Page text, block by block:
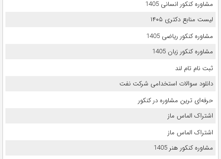
مشاوره کنکور انسانی 1405
لیست منابع دکتری ۱۴۰۵
مشاوره کنکور ریاضی 1405
مشاوره کنکور زبان 1405
ثبت نام تام لند
دانلود سوالات استخدامی شرکت نفت
حرفه‌ای ترین مشاوره در کنکور
اشتراک الماس ماز
اشتراک الماس ماز
مشاوره کنکور هنر 1405